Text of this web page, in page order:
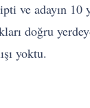
ve adayın 10
doğru
yoktu.